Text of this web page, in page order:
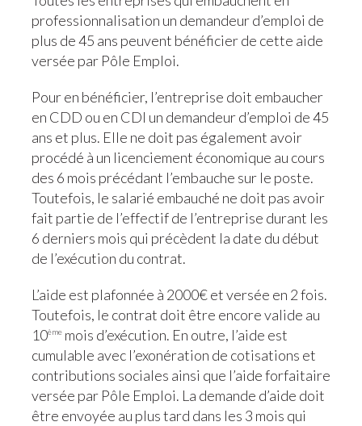
professionnalisation un demandeur d’emploi de
plus de 45 ans peuvent bénéficier de cette aide
versée par Pôle Emploi.
Pour en bénéficier, l’entreprise doit embaucher
en CDD ou en CDI un demandeur d’emploi de 45
ans et plus. Elle ne doit pas également avoir
procédé à un licenciement économique au cours
des 6 mois précédant l’embauche sur le poste.
Toutefois, le salarié embauché ne doit pas avoir
fait partie de l’effectif de l’entreprise durant les
6 derniers mois qui précèdent la date du début
de l’exécution du contrat.
L’aide est plafonnée à 2000€ et versée en 2 fois.
Toutefois, le contrat doit être encore valide au
10ème mois d’exécution. En outre, l’aide est
cumulable avec l’exonération de cotisations et
contributions sociales ainsi que l’aide forfaitaire
versée par Pôle Emploi. La demande d’aide doit
être envoyée au plus tard dans les 3 mois qui